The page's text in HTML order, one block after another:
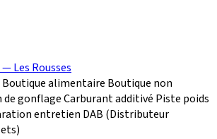
Les Rousses
Boutique alimentaire Boutique non
gonflageCarburant additivé Piste poids
entretien DAB (Distributeur